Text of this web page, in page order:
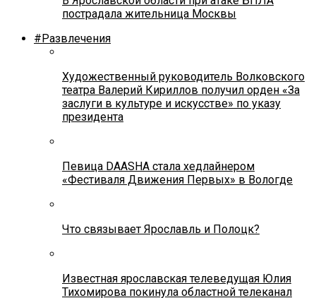
пострадала жительница Москвы
#Развлечения
Художественный руководитель Волковского
театра Валерий Кириллов получил орден «За
заслуги в культуре и искусстве» по указу
президента
Певица DAASHA стала хедлайнером
«Фестиваля Движения Первых» в Вологде
Что связывает Ярославль и Полоцк?
Известная ярославская телеведущая Юлия
Тихомирова покинула областной телеканал